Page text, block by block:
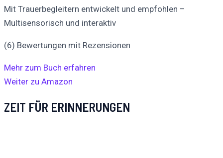
Mit Trauerbegleitern entwickelt und empfohlen –
Multisensorisch und interaktiv
(6) Bewertungen mit Rezensionen
Mehr zum Buch erfahren
Weiter zu Amazon
ZEIT FÜR ERINNERUNGEN